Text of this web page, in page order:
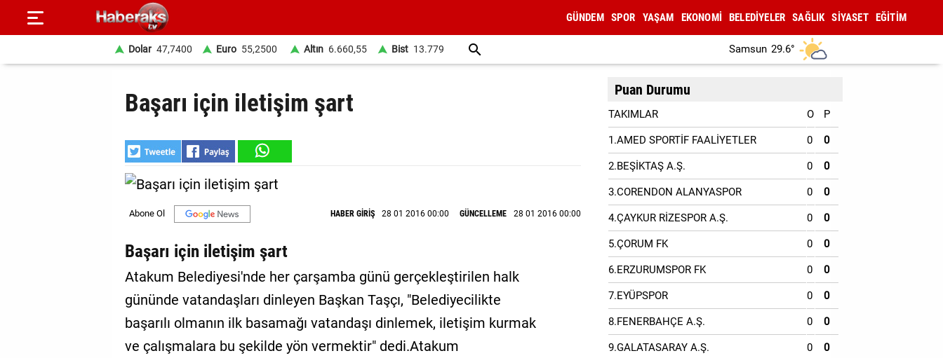
GÜNDEM SPOR YAŞAM EKONOMİ BELEDİYELER SAĞLIK SİYASET EĞİTİM
Dolar 47,7400 Euro 55,2500 Altın 6.660,55 Bist 13.779 Samsun 29.6°
Başarı için iletişim şart
HABER GİRİŞ 28 01 2016 00:00 GÜNCELLEME 28 01 2016 00:00
Başarı için iletişim şart
Atakum Belediyesi'nde her çarşamba günü gerçekleştirilen halk
gününde vatandaşları dinleyen Başkan Taşçı, "Belediyecilikte
başarılı olmanın ilk basamağı vatandaşı dinlemek, iletişim kurmak
ve çalışmalara bu şekilde yön vermektir" dedi.Atakum
Puan Durumu
TAKIMLAR O P
1.AMED SPORTİF FAALİYETLER 0 0
2.BEŞİKTAŞ A.Ş. 0 0
3.CORENDON ALANYASPOR 0 0
4.ÇAYKUR RİZESPOR A.Ş. 0 0
5.ÇORUM FK 0 0
6.ERZURUMSPOR FK 0 0
7.EYÜPSPOR 0 0
8.FENERBAHÇE A.Ş. 0 0
9.GALATASARAY A.Ş. 0 0